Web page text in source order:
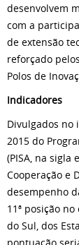
desenvolvem
com a
de extensão
reforçado
Polos de
Indicadores
Divulgados no
2015 do
(PISA, na sigla
Cooperação e
desempenho
11ª posição
do Sul, dos